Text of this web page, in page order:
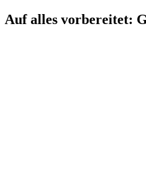
Auf alles vorbereitet: